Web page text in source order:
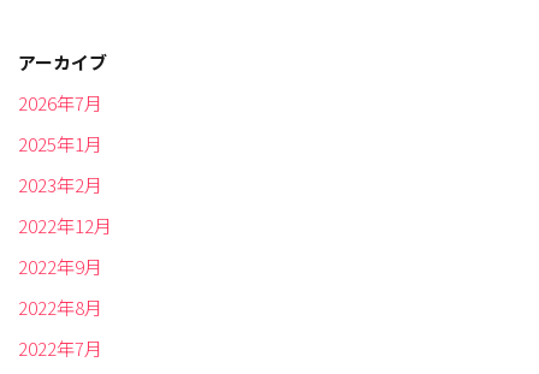
アーカイブ
2026年7月
2025年1月
2023年2月
2022年12月
2022年9月
2022年8月
2022年7月